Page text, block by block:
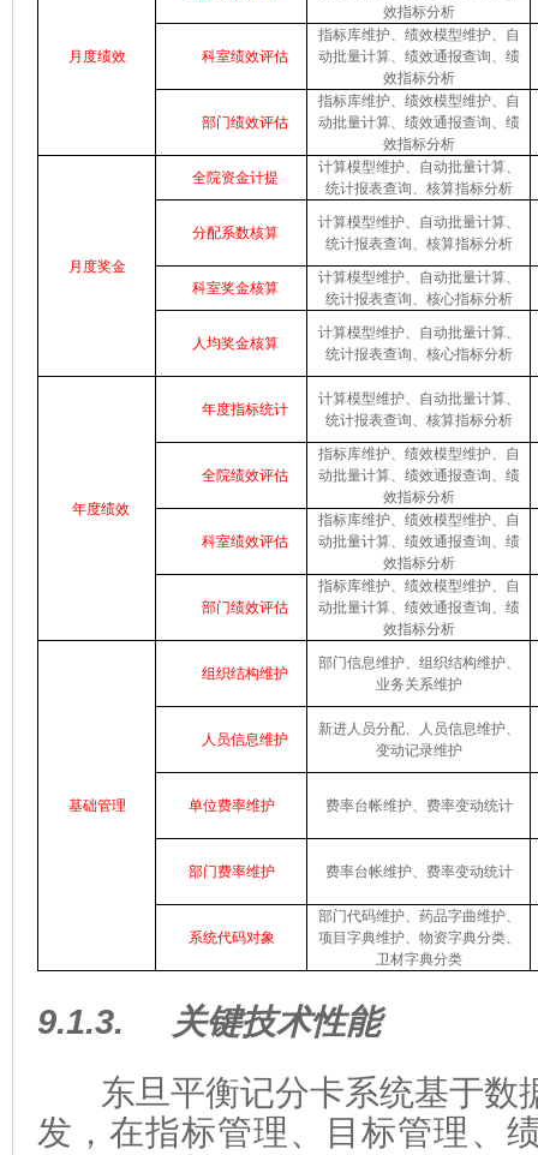
月度绩效
效指标分析
科室绩效评估
指标库维护、绩效模型维护、
自
动批量计算、绩效通报查询、绩
效指标分析
部门绩效评估
指标库维护、绩效模型维护、
自
动批量计算、绩效通报查询、绩
效指标分析
月度奖金
全院资金计提
计算模型维护、自动批量计算、
统计报表查询、核算指标分析
分配系数核算
计算模型维护、自动批量计算、
统计报表查询、核算指标分析
科室奖金核算
计算模型维护、自动批量计算、
统计报表查询、核心指标分析
人均奖金核算
计算模型维护、自动批量计算、
统计报表查询、核心指标分析
年度绩效
年度指标统计
计算模型维护、自动批量计算、
统计报表查询、核算指标分析
全院绩效评估
指标库维护、绩效模型维护、
自
动批量计算、绩效通报查询、绩
效指标分析
科室绩效评估
指标库维护、绩效模型维护、
自
动批量计算、绩效通报查询、绩
效指标分析
部门绩效评估
指标库维护、绩效模型维护、
自
动批量计算、绩效通报查询、绩
效指标分析
基础管理
组织结构维护
部门信息维护、组织结构维护、
业务关系维护
人员信息维护
新进人员分配、人员信息维护、
变动记录维护
单位费率维护 费率台帐维护、费率变动统计
部门费率维护 费率台帐维护、费率变动统计
系统代码对象
部门代码维护、药品字曲维护、
项目字典维护、物资字典分类、
卫材字典分类
9.1.3.
关键技术性能
东旦平衡记分卡系统基于数
发，在指标管理、目标管理、